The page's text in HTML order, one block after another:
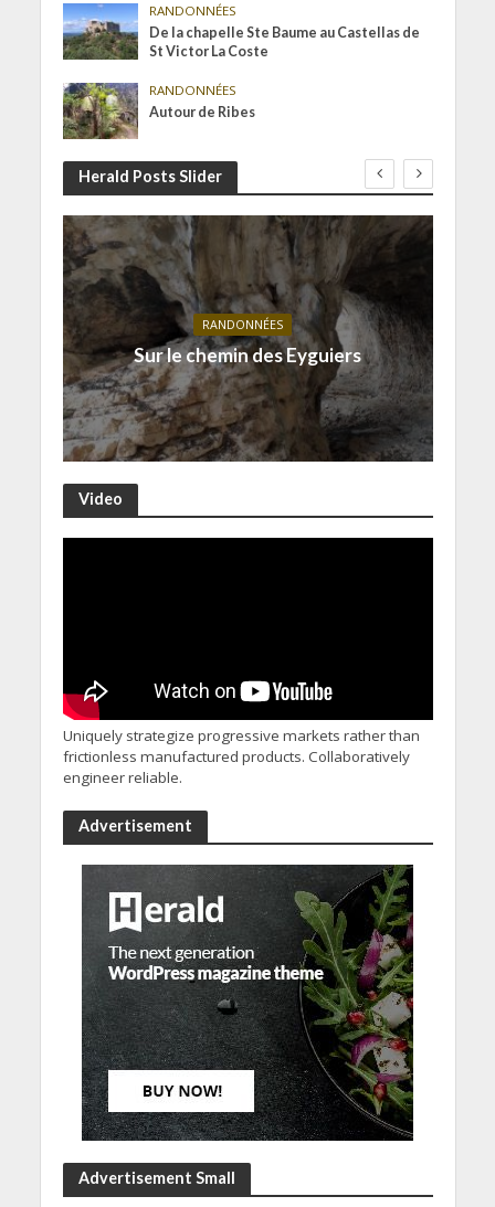
RANDONNÉES
De la chapelle Ste Baume au Castellas de
St Victor La Coste
RANDONNÉES
Autour de Ribes
Herald Posts Slider
RANDONNÉES
Sur le chemin des Eyguiers
Video
Uniquely strategize progressive markets rather than
frictionless manufactured products. Collaboratively
engineer reliable.
Advertisement
Advertisement Small